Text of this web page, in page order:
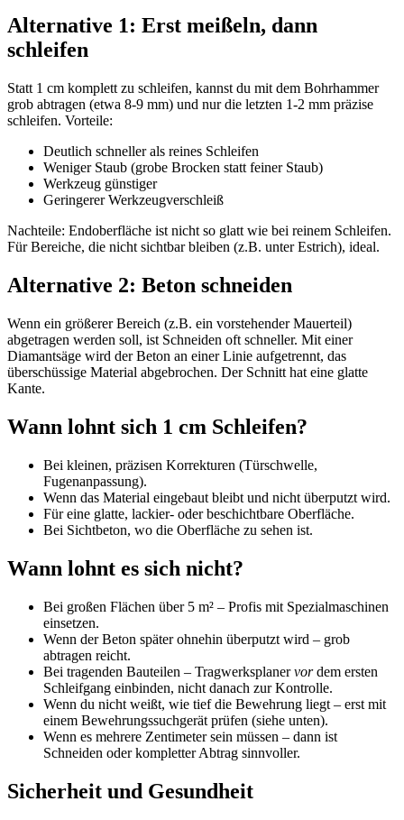
Alternative 1: Erst meißeln, dann
schleifen
Statt 1 cm komplett zu schleifen, kannst du mit dem Bohrhammer
grob abtragen (etwa 8-9 mm) und nur die letzten 1-2 mm präzise
schleifen. Vorteile:
Deutlich schneller als reines Schleifen
Weniger Staub (grobe Brocken statt feiner Staub)
Werkzeug günstiger
Geringerer Werkzeugverschleiß
Nachteile: Endoberfläche ist nicht so glatt wie bei reinem Schleifen.
Für Bereiche, die nicht sichtbar bleiben (z.B. unter Estrich), ideal.
Alternative 2: Beton schneiden
Wenn ein größerer Bereich (z.B. ein vorstehender Mauerteil)
abgetragen werden soll, ist Schneiden oft schneller. Mit einer
Diamantsäge wird der Beton an einer Linie aufgetrennt, das
überschüssige Material abgebrochen. Der Schnitt hat eine glatte
Kante.
Wann lohnt sich 1 cm Schleifen?
Bei kleinen, präzisen Korrekturen (Türschwelle,
Fugenanpassung).
Wenn das Material eingebaut bleibt und nicht überputzt wird.
Für eine glatte, lackier- oder beschichtbare Oberfläche.
Bei Sichtbeton, wo die Oberfläche zu sehen ist.
Wann lohnt es sich nicht?
Bei großen Flächen über 5 m² – Profis mit Spezialmaschinen
einsetzen.
Wenn der Beton später ohnehin überputzt wird – grob
abtragen reicht.
Bei tragenden Bauteilen – Tragwerksplanervordem ersten
Schleifgang einbinden, nicht danach zur Kontrolle.
Wenn du nicht weißt, wie tief die Bewehrung liegt – erst mit
einem Bewehrungssuchgerät prüfen (siehe unten).
Wenn es mehrere Zentimeter sein müssen – dann ist
Schneiden oder kompletter Abtrag sinnvoller.
Sicherheit und Gesundheit